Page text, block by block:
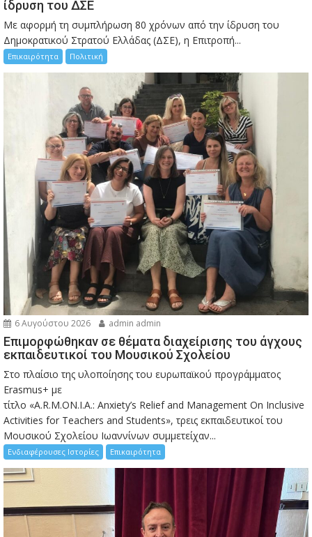
ίδρυση του ΔΣΕ
Με αφορμή τη συμπλήρωση 80 χρόνων από την ίδρυση του
Δημοκρατικού Στρατού Ελλάδας (ΔΣΕ), η Επιτροπή...
Επικαιρότητα Πολιτική
6 Αυγούστου 2026 admin admin
Eπιμορφώθηκαν σε θέματα διαχείρισης του άγχους
εκπαιδευτικοί του Μουσικού Σχολείου
Στο πλαίσιο της υλοποίησης του ευρωπαϊκού προγράμματος
Erasmus+ με
τίτλο «A.R.M.ON.I.A.: Anxiety’s Relief and Management On Inclusive
Activities for Teachers and Students», τρεις εκπαιδευτικοί του
Μουσικού Σχολείου Ιωαννίνων συμμετείχαν...
Ενδιαφέρουσες Ιστορίες Επικαιρότητα